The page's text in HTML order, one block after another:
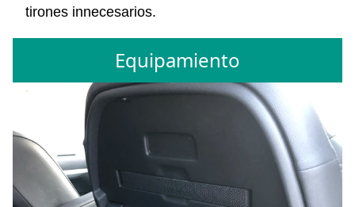
tirones innecesarios.
Equipamiento